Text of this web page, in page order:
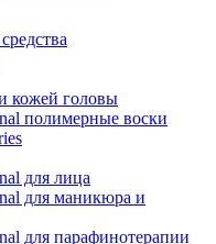
кожей головы
полимерные воски
для лица
для маникюра и
для парафинотерапии